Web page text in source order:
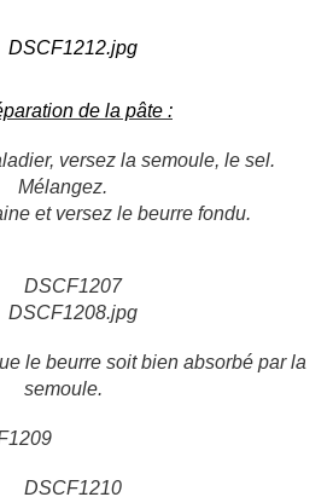
de la pâte :
versez la semoule, le sel.
Mélangez.
et versez le beurre fondu.
le beurre soit bien absorbé par la
semoule.